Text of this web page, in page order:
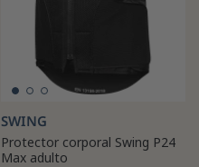
SWING
Protector corporal Swing P24
Max adulto